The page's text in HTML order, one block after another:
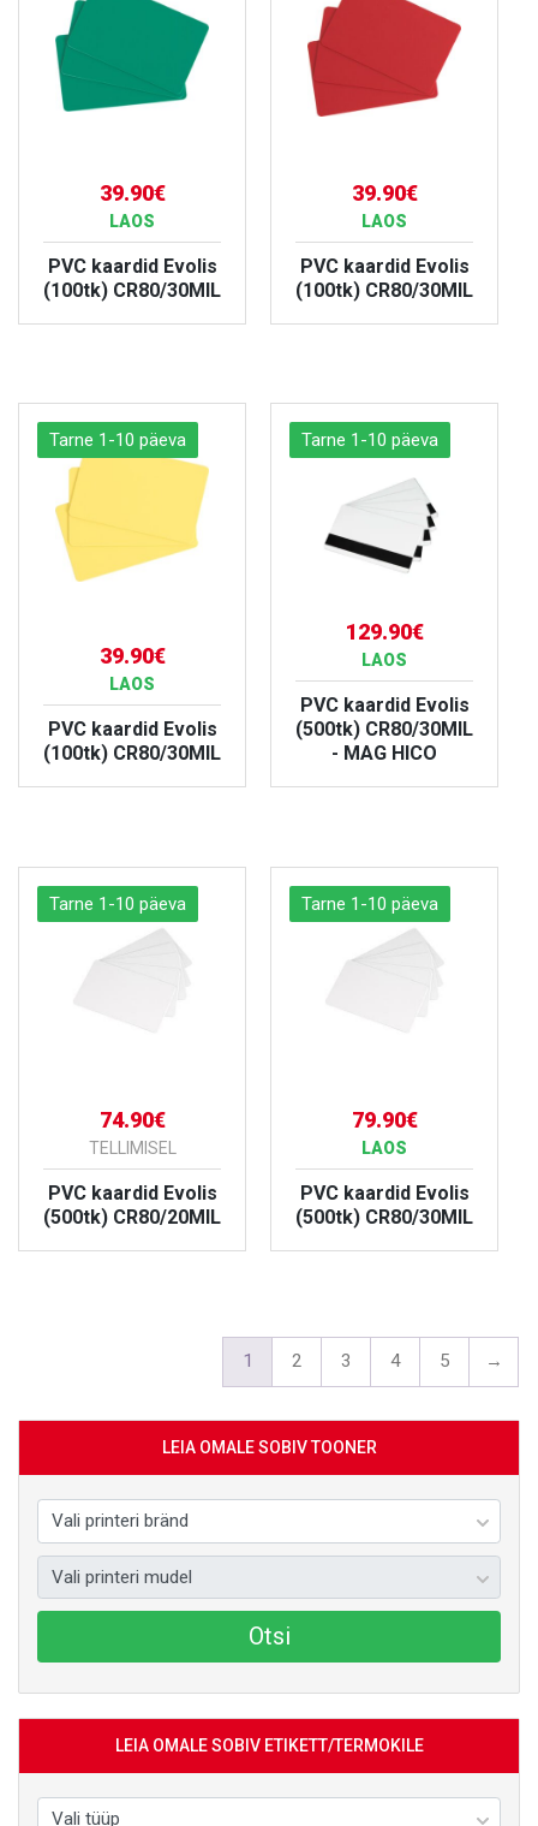
39.90€
LAOS
PVC kaardid Evolis
(100tk) CR80/30MIL
39.90€
LAOS
PVC kaardid Evolis
(100tk) CR80/30MIL
Tarne 1-10 päeva
39.90€
LAOS
PVC kaardid Evolis
(100tk) CR80/30MIL
Tarne 1-10 päeva
129.90€
LAOS
PVC kaardid Evolis
(500tk) CR80/30MIL
- MAG HICO
Tarne 1-10 päeva
74.90€
TELLIMISEL
PVC kaardid Evolis
(500tk) CR80/20MIL
Tarne 1-10 päeva
79.90€
LAOS
PVC kaardid Evolis
(500tk) CR80/30MIL
1 2 3 4 5 →
LEIA OMALE SOBIV TOONER
Otsi
LEIA OMALE SOBIV ETIKETT/TERMOKILE